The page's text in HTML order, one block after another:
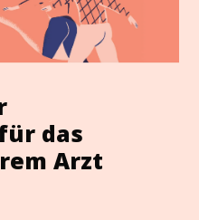
das
Arzt